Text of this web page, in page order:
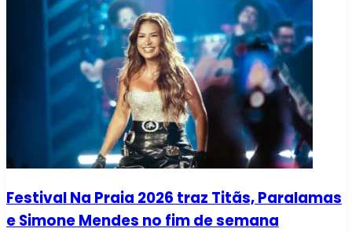
Festival Na Praia 2026 traz Titãs, Paralamas
e Simone Mendes no fim de semana